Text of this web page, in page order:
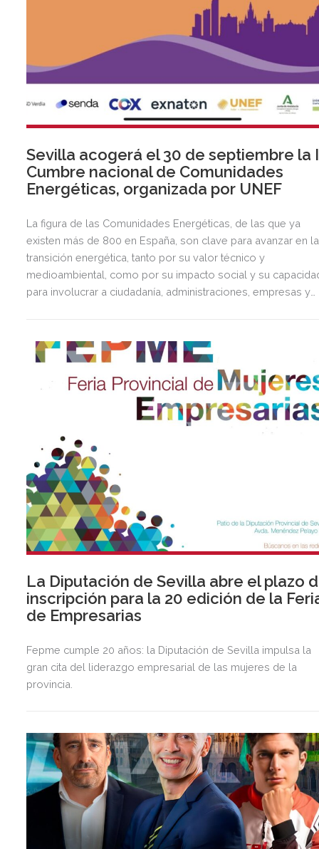
Sevilla acogerá el 30 de septiembre la
Cumbre nacional de Comunidades
Energéticas, organizada por UNEF
La figura de las Comunidades Energéticas, de las que ya
existen más de 800 en España, son clave para avanzar en la
transición energética, tanto por su valor técnico y
medioambiental, como por su impacto social y su
para involucrar a ciudadanía, administraciones, empresas y
La Diputación de Sevilla abre el plazo
inscripción para la 20 edición de la
de Empresarias
Fepme cumple 20 años: la Diputación de Sevilla impulsa la
gran cita del liderazgo empresarial de las mujeres de la
provincia.